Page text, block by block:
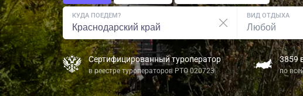
КУДА ПОЕДЕМ? ВИД ОТДЫХА
Сертифицированный туроператор
в реестре туроператоров РТО 020723
3859
по